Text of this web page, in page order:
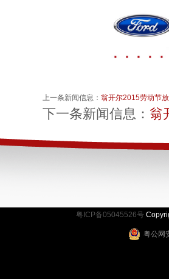
上一条新闻信息： 翁开尔2015劳动节
下一条新闻信息： 翁
粤ICP备05045526号
粤公网